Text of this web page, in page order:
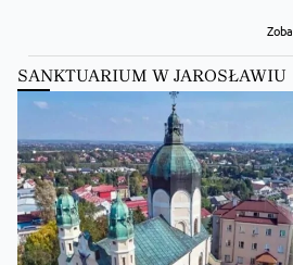
Kościół Greckokatolicki
Преображення Господнє в Лодзі
SANKTUARIUM W JAROSŁAWIU